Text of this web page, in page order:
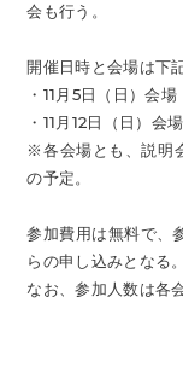
会も行う。
開催日時と会場は下
・11月5日（日）会
・11月12日（日）会
※各会場とも、説明
の予定。
参加費用は無料で、
らの申し込みとなる。
なお、参加人数は各